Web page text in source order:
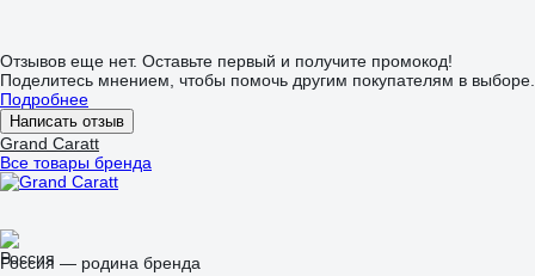
Отзывов еще нет. Оставьте первый и получите промокод!
Поделитесь мнением, чтобы помочь другим покупателям в выборе.
Подробнее
Написать отзыв
Grand Caratt
Все товары бренда
Россия — родина бренда